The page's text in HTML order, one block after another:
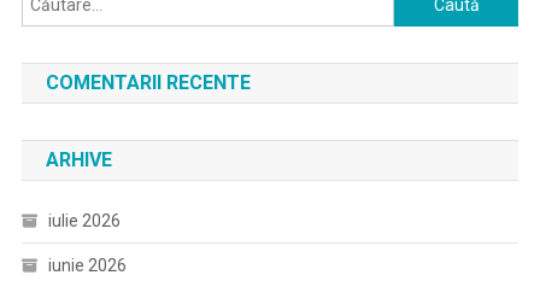
după:
COMENTARII RECENTE
ARHIVE
iulie 2026
iunie 2026